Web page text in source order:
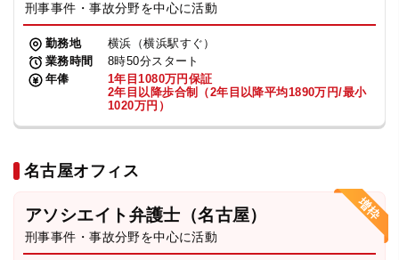
刑事事件・事故分野を中心に活動
勤務地
横浜（横浜駅すぐ）
業務時間
8時50分スタート
年俸
1年目1080万円保証
2年目以降歩合制（2年目以降平均1890万円/最小
1020万円）
名古屋オフィス
アソシエイト弁護士（名古屋）
刑事事件・事故分野を中心に活動